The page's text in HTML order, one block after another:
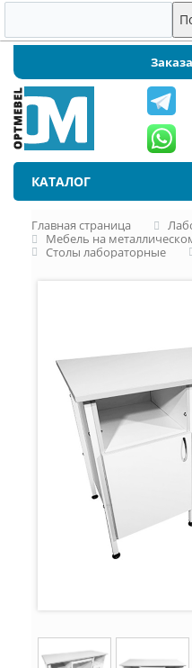
КАТАЛОГ
Главная страница
Мебель на
Столы лабораторные